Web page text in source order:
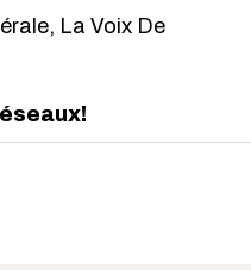
La Voix De